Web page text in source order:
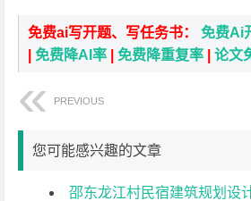
免费ai写开题、写任务书：免费Ai
|免费降AI率 |免费降重复率 |论文
PREVIOUS
您可能感兴趣的文章
邵东龙江村民宿建筑规划设